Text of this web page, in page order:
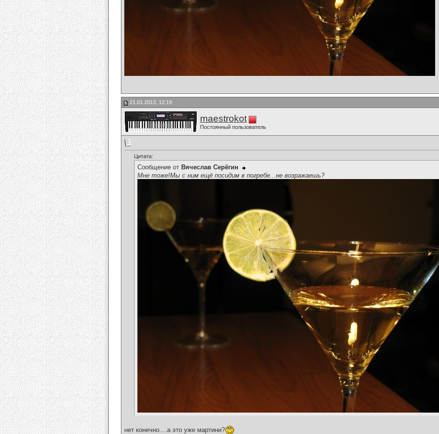
21.01.2013, 12:19
maestrokot
Постоянный пользователь
Цитата:
Сообщение от Вячеслав Серёгин
Мне тоже!Мы с ним ещё посидим в погребе...не возражаешь?
нет конечно....а это уже мартини?